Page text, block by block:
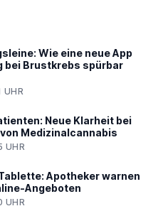
Wie eine neue App
bei Brustkrebs spürbar
Neue Klarheit bei
Medizinalcannabis
UHR
Apotheker warnen
Angeboten
UHR